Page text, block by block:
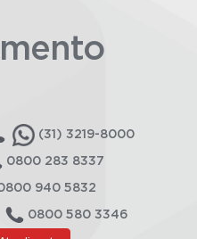
(31) 3219-8000
0800 283 8337
940 5832
0800 580 3346